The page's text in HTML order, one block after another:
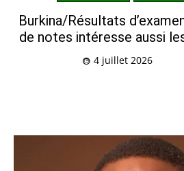
Burkina/Résultats
de notes intéresse aussi
4 juillet 2026